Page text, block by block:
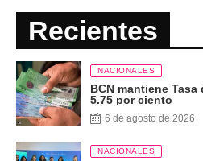
Recientes
NACIONALES
BCN mantiene
5.75 por ciento
6 de agosto de 2026
NACIONALES